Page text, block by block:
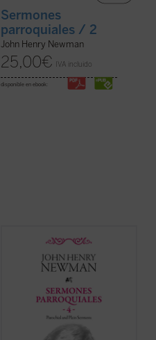
Sermones
parroquiales / 2
John Henry Newman
25,00€ IVA incluido
disponible en ebook:
Entre 1835 y 1838, periodo al que
pertenecen los sermones que
encontramos en este cuarto volumen de la
serie de los Sermones Parroquiales,
Newman se halla en plena evolución desde
el anglicanismo hacia el catolicismo. Su
batalla contra el racionalismo liberal de los
protestantes, que considera corruptor de
la fe y ajeno al anglicanismo reformado que
él promueve, tiene ya una formulación: la ...